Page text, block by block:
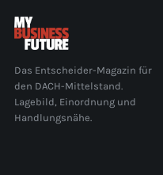
Das Entscheider-Magazin für
den DACH-Mittelstand.
Lagebild, Einordnung und
Handlungsnähe.